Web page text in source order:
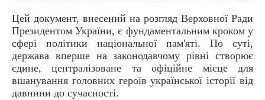
Цей документ, внесений на розгляд Верховної Ради
Президентом України, є фундаментальним кроком у
сфері політики національної пам'яті. По суті,
держава вперше на законодавчому рівні створює
єдине, централізоване та офіційне місце для
вшанування головних героїв української історії від
давнини до сучасності.